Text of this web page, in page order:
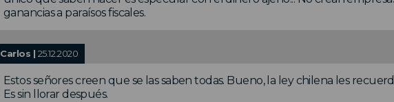
ganancias a paraísos fiscales.
Carlos | 25.12.2020
Estos señores creen que se las saben todas. Bueno, la ley chilena les
Es sin llorar después.